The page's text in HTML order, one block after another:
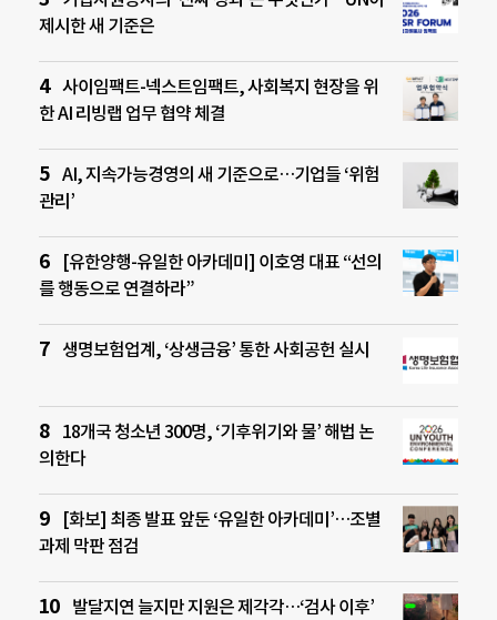
제시한 새 기준은
사이임팩트-넥스트임팩트, 사회복지 현장을 위
한 AI 리빙랩 업무 협약 체결
AI, 지속가능경영의 새 기준으로…기업들 ‘위험
관리’
[유한양행-유일한 아카데미] 이호영 대표 “선의
를 행동으로 연결하라”
생명보험업계, ‘상생금융’ 통한 사회공헌 실시
18개국 청소년 300명, ‘기후위기와 물’ 해법 논
의한다
[화보] 최종 발표 앞둔 ‘유일한 아카데미’…조별
과제 막판 점검
발달지연 늘지만 지원은 제각각…‘검사 이후’